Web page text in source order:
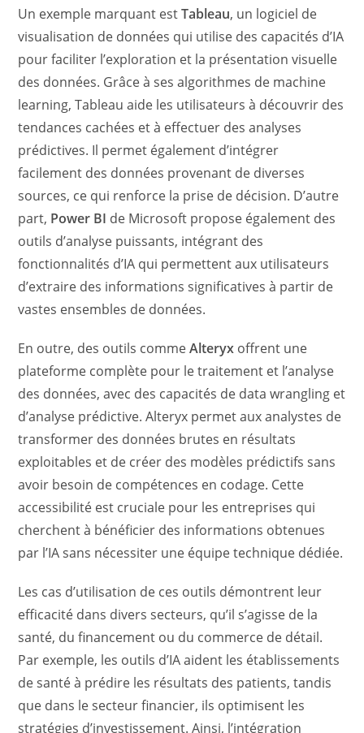
Un exemple marquant estTableau, un logiciel de
visualisation de données qui utilise des capacités d’IA
pour faciliter l’exploration et la présentation visuelle
des données. Grâce à ses algorithmes de machine
learning, Tableau aide les utilisateurs à découvrir des
tendances cachées et à effectuer des analyses
prédictives. Il permet également d’intégrer
facilement des données provenant de diverses
sources, ce qui renforce la prise de décision. D’autre
part, Power BI de Microsoft propose également des
outils d’analyse puissants, intégrant des
fonctionnalités d’IA qui permettent aux utilisateurs
d’extraire des informations significatives à partir de
vastes ensembles de données.
En outre, des outils commeAlteryx offrent une
plateforme complète pour le traitement et l’analyse
des données, avec des capacités de data wrangling et
d’analyse prédictive. Alteryx permet aux analystes de
transformer des données brutes en résultats
exploitables et de créer des modèles prédictifs sans
avoir besoin de compétences en codage. Cette
accessibilité est cruciale pour les entreprises qui
cherchent à bénéficier des informations obtenues
par l’IA sans nécessiter une équipe technique dédiée.
Les cas d’utilisation de ces outils démontrent leur
efficacité dans divers secteurs, qu’il s’agisse de la
santé, du financement ou du commerce de détail.
Par exemple, les outils d’IA aident les établissements
de santé à prédire les résultats des patients, tandis
que dans le secteur financier, ils optimisent les
stratégies d’investissement. Ainsi, l’intégration